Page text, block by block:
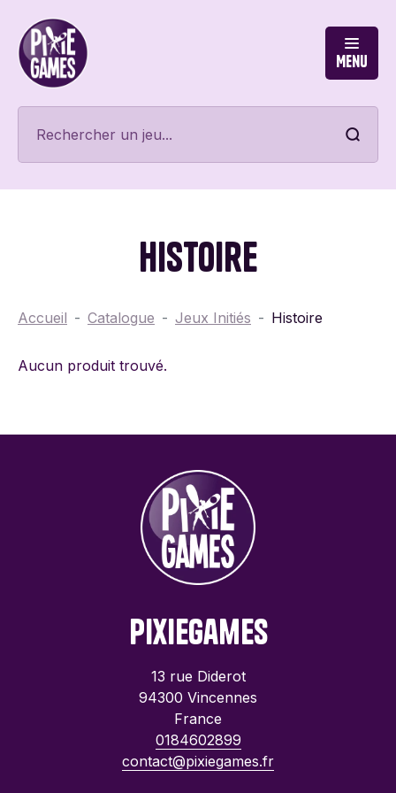
Menu
Histoire
Accueil Catalogue Jeux Initiés Histoire
Aucun produit trouvé.
PixieGames
13 rue Diderot
94300 Vincennes
France
0184602899
contact@pixiegames.fr